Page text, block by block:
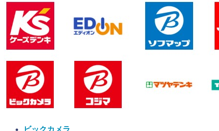
ビックカメラ